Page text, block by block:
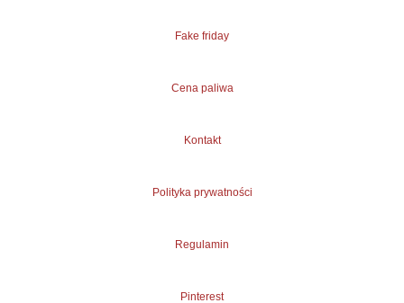
Fake friday
Cena paliwa
Kontakt
Polityka prywatności
Regulamin
Pinterest